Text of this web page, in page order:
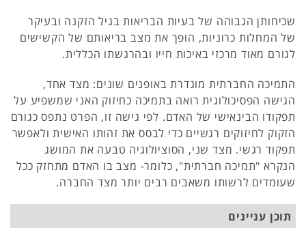
שכיחותן הגבוהה של בעיות הבריאות בגיל הזקנה ובעיקר
של המחלות כרוניות, הופך את מצב בריאותם של הקשישים
לגורם מאוד מרכזי באיכות חייו ובהרגשתו הכללית.
התמיכה החברתית מוגדרת באופנים שונים: מצד אחד,
הגישה הפסיכולוגית רואה בתמיכה כחיזוק האני שמשפיע על
תפקודו הבינאישי של האדם. לפי גישה זו, הפרט נתפס כגורם
הזקוק לחיזוקים רגשיים כדי לבסס את זהותו האישית ולאפשר
תפקוד רגשי. מצד שני, הסוציולוגיה טבעה את המושג
הנקרא "תמיכה חברתית", כלומר- מצב בו האדם מתחזק ככל
שעומדים לרשותו משאבים רבים יותר מצד החברה.
תוכן עניינים